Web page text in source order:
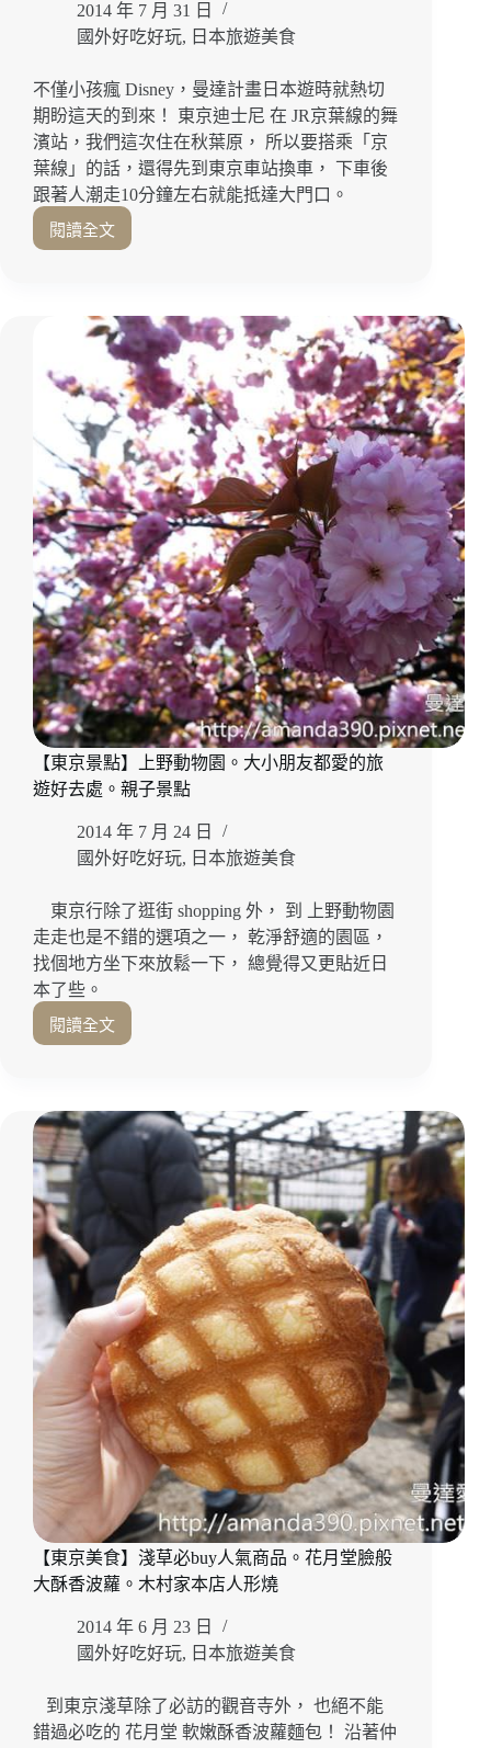
2014 年 7 月 31 日
國外好吃好玩, 日本旅遊美食
不僅小孩瘋 Disney，曼達計畫日本遊時就熱切
期盼這天的到來！ 東京迪士尼 在 JR京葉線的舞
濱站，我們這次住在秋葉原， 所以要搭乘「京
葉線」的話，還得先到東京車站換車， 下車後
跟著人潮走10分鐘左右就能抵達大門口。
閱讀全文
【東
東
士
尼
Tokyo
Disneyland。
今
生
必
去
的
夢
幻
樂
園
完
整
攻
略！
【東京景點】上野動物園。大小朋友都愛的旅
遊好去處。親子景點
2014 年 7 月 24 日
國外好吃好玩, 日本旅遊美食
東京行除了逛街 shopping 外， 到 上野動物園
走走也是不錯的選項之一， 乾淨舒適的園區，
找個地方坐下來放鬆一下， 總覺得又更貼近日
本了些。
閱讀全文
【東
上
野
動
園。
大
小
朋
友
都
愛
的
旅
遊
去
處。
子
景
點
【東京美食】淺草必buy人氣商品。花月堂臉般
大酥香波蘿。木村家本店人形燒
2014 年 6 月 23 日
國外好吃好玩, 日本旅遊美食
到東京淺草除了必訪的觀音寺外， 也絕不能
錯過必吃的 花月堂 軟嫩酥香波蘿麵包！ 沿著仲